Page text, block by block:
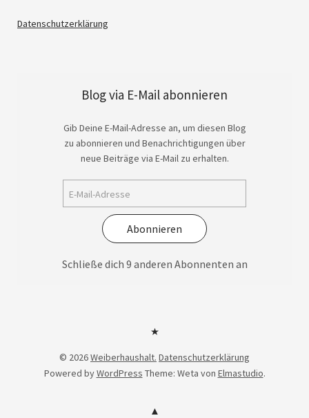
Datenschutzerklärung
Blog via E-Mail abonnieren
Gib Deine E-Mail-Adresse an, um diesen Blog
zu abonnieren und Benachrichtigungen über
neue Beiträge via E-Mail zu erhalten.
Abonnieren
Schließe dich 9 anderen Abonnenten an
Datenschutzerklärung
© 2026Weiberhaushalt. Datenschutzerklärung
Powered byWordPress Theme: Weta von Elmastudio.